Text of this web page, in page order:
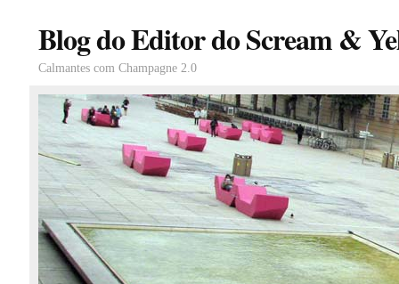
Blog do Editor do Scream &
Calmantes com Champagne 2.0